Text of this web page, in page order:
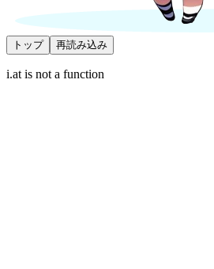
トップ 再読み込み
i.at is not a function